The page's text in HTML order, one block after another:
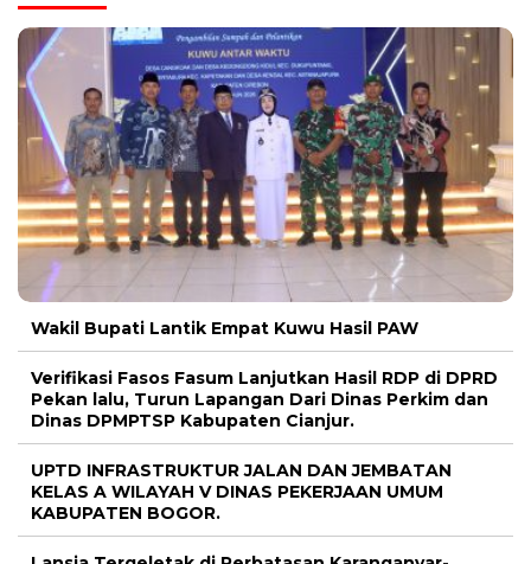
Wakil Bupati Lantik Empat Kuwu Hasil PAW
Verifikasi Fasos Fasum Lanjutkan Hasil RDP di DPRD
Pekan lalu, Turun Lapangan Dari Dinas Perkim dan
Dinas DPMPTSP Kabupaten Cianjur.
UPTD INFRASTRUKTUR JALAN DAN JEMBATAN
KELAS A WILAYAH V DINAS PEKERJAAN UMUM
KABUPATEN BOGOR.